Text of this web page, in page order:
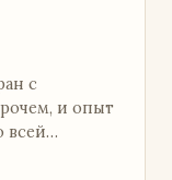
с
и опыт
всей